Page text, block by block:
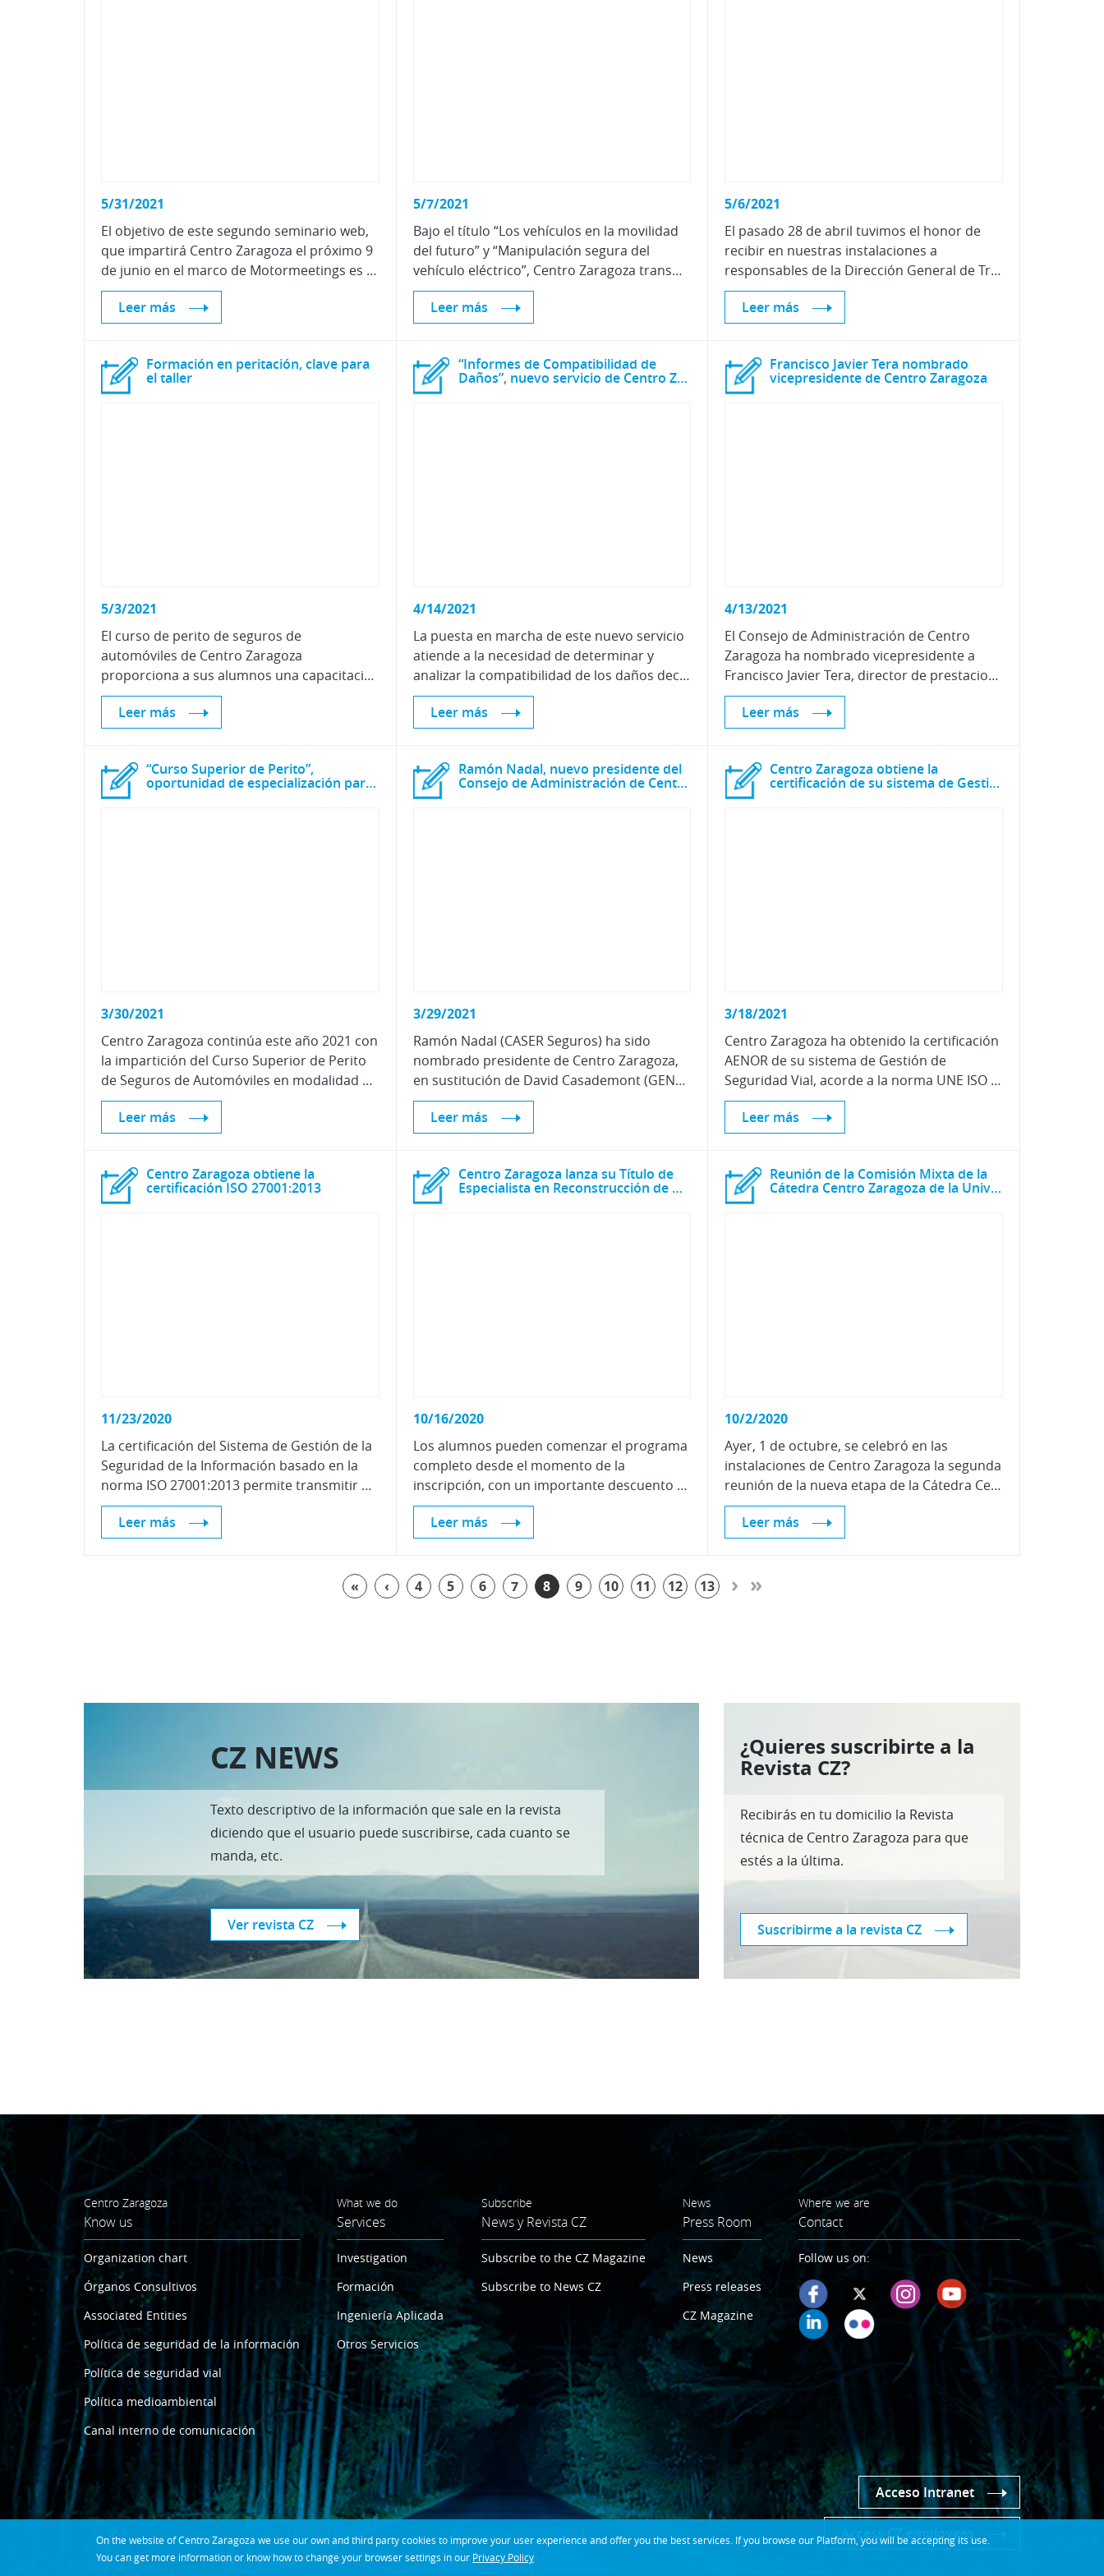
On the website of Centro Zaragoza we use our own and third party cookies to improve your user experience and offer you the best services. If you browse our Platform, you will be accepting its use.
You can get more information or know how to change your browser settings in our Privacy Policy
5/31/2021
El objetivo de este segundo seminario web,
que impartirá Centro Zaragoza el próximo 9
de junio en el marco de Motormeetings es dar a conocer a los distintos colectivos profesionales que interactúan con el vehículo híbrido o eléctrico la metodología necesaria para manipular de forma segura este tipo de vehículos.
Leer más
5/7/2021
Bajo el título “Los vehículos en la movilidad
del futuro” y “Manipulación segura del
vehículo eléctrico”, Centro Zaragoza transmitirá al sector su conocimiento relativo a estas dos temáticas de actualidad.
Leer más
5/6/2021
El pasado 28 de abril tuvimos el honor de
recibir en nuestras instalaciones a
responsables de la Dirección General de Tráfico, tanto a nivel nacional como provincial.
Leer más
Formación en peritación, clave para
el taller
5/3/2021
El curso de perito de seguros de
automóviles de Centro Zaragoza
proporciona a sus alumnos una capacitación que repercute positivamente en su proyección profesional.
Leer más
“Informes de Compatibilidad de
Daños”, nuevo servicio de Centro Zaragoza
4/14/2021
La puesta en marcha de este nuevo servicio
atiende a la necesidad de determinar y
analizar la compatibilidad de los daños declarados en los vehículos implicados en una colisión.
Leer más
Francisco Javier Tera nombrado
vicepresidente de Centro Zaragoza
4/13/2021
El Consejo de Administración de Centro
Zaragoza ha nombrado vicepresidente a
Francisco Javier Tera, director de prestaciones y operaciones de Reale Seguros y miembro del Comité de Dirección de la compañía. Al mismo tiempo, ejercerá el cargo de presidente del Comité Ejecutivo.
Leer más
“Curso Superior de Perito”,
oportunidad de especialización para diferentes perfiles profesionales
3/30/2021
Centro Zaragoza continúa este año 2021 con
la impartición del Curso Superior de Perito
de Seguros de Automóviles en modalidad 100% online, aportando al alumno flexibilidad en cuanto a horario y ubicación, tan necesaria ante esta situación de pandemia.
Leer más
Ramón Nadal, nuevo presidente del
Consejo de Administración de Centro Zaragoza
3/29/2021
Ramón Nadal (CASER Seguros) ha sido
nombrado presidente de Centro Zaragoza,
en sustitución de David Casademont (GENERALI Seguros), dando el relevo tras 5 años al frente del centro de investigación.
Leer más
Centro Zaragoza obtiene la
certificación de su sistema de Gestión de Seguridad Vial
3/18/2021
Centro Zaragoza ha obtenido la certificación
AENOR de su sistema de Gestión de
Seguridad Vial, acorde a la norma UNE ISO 39001:2013. Este certificado refuerza más, si cabe, nuestro compromiso con la seguridad vial, así como la reducción de víctimas por accidentes de tráfico.
Leer más
Centro Zaragoza obtiene la
certificación ISO 27001:2013
11/23/2020
La certificación del Sistema de Gestión de la
Seguridad de la Información basado en la
norma ISO 27001:2013 permite transmitir al mercado confianza y rigor.
Leer más
Centro Zaragoza lanza su Título de
Especialista en Reconstrucción de Accidentes de Tráfico
10/16/2020
Los alumnos pueden comenzar el programa
completo desde el momento de la
inscripción, con un importante descuento sobre el precio de estos cursos. El título está enmarcado en las actividades de la Cátedra Centro Zaragoza de la Universidad de Zaragoza.
Leer más
Reunión de la Comisión Mixta de la
Cátedra Centro Zaragoza de la Universidad de Zaragoza
10/2/2020
Ayer, 1 de octubre, se celebró en las
instalaciones de Centro Zaragoza la segunda
reunión de la nueva etapa de la Cátedra Centro Zaragoza, cuyo objetivo es impulsar la investigación y la formación, promoviendo un mayor conocimiento del centro, sus actividades y asociados dentro de la Universidad de Zaragoza.
Leer más
« ‹ 4 5 6 7 8 9 10 11 12 13 › »
CZ NEWS
Texto descriptivo de la información que sale en la revista
diciendo que el usuario puede suscribirse, cada cuanto se
manda, etc.
Ver revista CZ
¿Quieres suscribirte a la
Revista CZ?
Recibirás en tu domicilio la Revista
técnica de Centro Zaragoza para que
estés a la última.
Suscribirme a la revista CZ
Centro Zaragoza
Know us
Organization chart
Órganos Consultivos
Associated Entities
Política de seguridad de la información
Política de seguridad vial
Política medioambiental
Canal interno de comunicación
What we do
Services
Investigation
Formación
Ingeniería Aplicada
Otros Servicios
Subscribe
News y Revista CZ
Subscribe to the CZ Magazine
Subscribe to News CZ
News
Press Room
News
Press releases
CZ Magazine
Where we are
Contact
Follow us on:
Acceso Intranet
Access CZ employees